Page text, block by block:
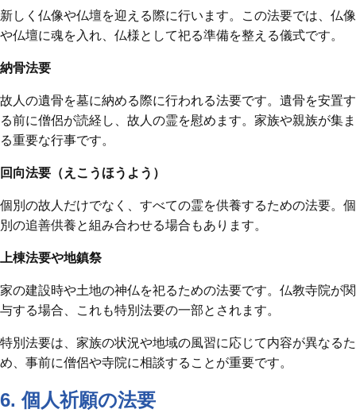
新しく仏像や仏壇を迎える際に行います。この法要では、仏像
や仏壇に魂を入れ、仏様として祀る準備を整える儀式です。
納骨法要
故人の遺骨を墓に納める際に行われる法要です。遺骨を安置す
る前に僧侶が読経し、故人の霊を慰めます。家族や親族が集ま
る重要な行事です。
回向法要（えこうほうよう）
個別の故人だけでなく、すべての霊を供養するための法要。個
別の追善供養と組み合わせる場合もあります。
上棟法要や地鎮祭
家の建設時や土地の神仏を祀るための法要です。仏教寺院が関
与する場合、これも特別法要の一部とされます。
特別法要は、家族の状況や地域の風習に応じて内容が異なるた
め、事前に僧侶や寺院に相談することが重要です。
6. 個人祈願の法要